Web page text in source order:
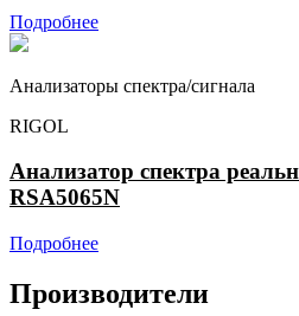
Подробнее
Анализаторы спектра/сигнала
RIGOL
Анализатор спектра
RSA5065N
Подробнее
Производители